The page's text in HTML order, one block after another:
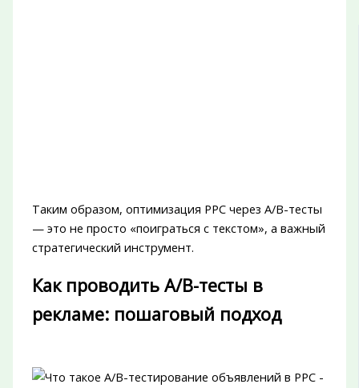
Таким образом, оптимизация PPC через A/B-тесты
— это не просто «поиграться с текстом», а важный
стратегический инструмент.
Как проводить A/B-тесты в
рекламе: пошаговый подход